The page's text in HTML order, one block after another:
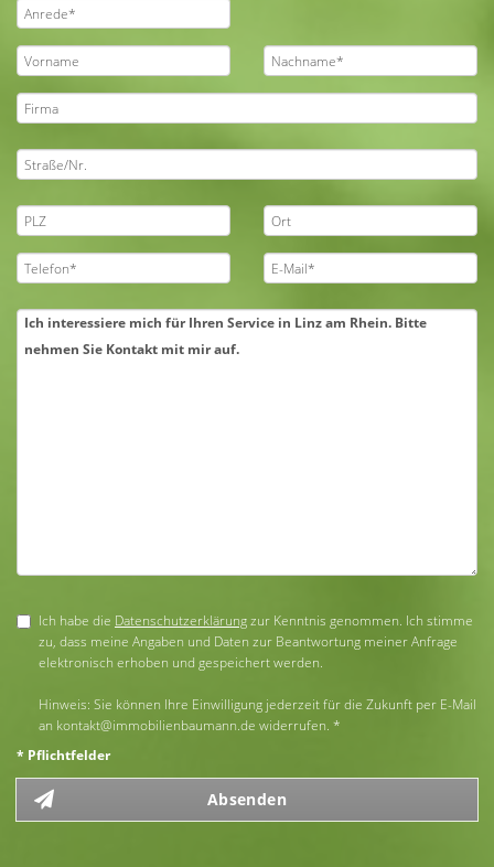
Ich habe die Datenschutzerklärungzur Kenntnis genommen. Ich stimme
zu, dass meine Angaben und Daten zur Beantwortung meiner Anfrage
elektronisch erhoben und gespeichert werden.
Hinweis: Sie können Ihre Einwilligung jederzeit für die Zukunft per E-Mail
an kontakt@immobilienbaumann.de widerrufen. *
* Pflichtfelder
Absenden